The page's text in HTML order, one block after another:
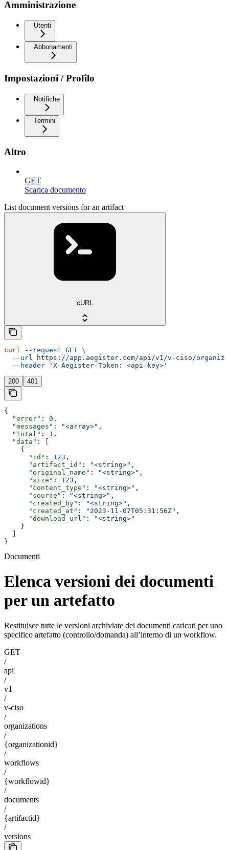
Amministrazione
Utenti
Abbonamenti
Impostazioni / Profilo
Notifiche
Termini
Altro
GET
Scarica documento
List document versions for an artifact
cURL
curl --request GET \
  --url
https://app.aegister.com/api/v1/v-ciso/
  --header
'X-Aegister-Token: <api-key>'
200 401
{
  "error"
: 0 ,
  "messages"
: "<array>" ,
  "total"
: 1 ,
  "data"
: [
    {
      "id"
: 123 ,
      "artifact_id"
: "<string>" ,
      "original_name"
: "<string>" ,
      "size"
: 123 ,
      "content_type"
: "<string>" ,
      "source"
: "<string>" ,
      "created_by"
: "<string>" ,
      "created_at"
: "2023-11-07T05:31:56Z" ,
      "download_url"
:
"<string>"
    }
}
Documenti
Elenca versioni dei documenti
per un artefatto
Restituisce tutte le versioni archiviate dei documenti caricati per uno
specifico artefatto (controllo/domanda) all’interno di un workflow.
GET
/
api
/
v1
/
v-ciso
/
organizations
/
{organizationid}
/
workflows
/
{workflowid}
/
documents
/
{artifactid}
/
versions